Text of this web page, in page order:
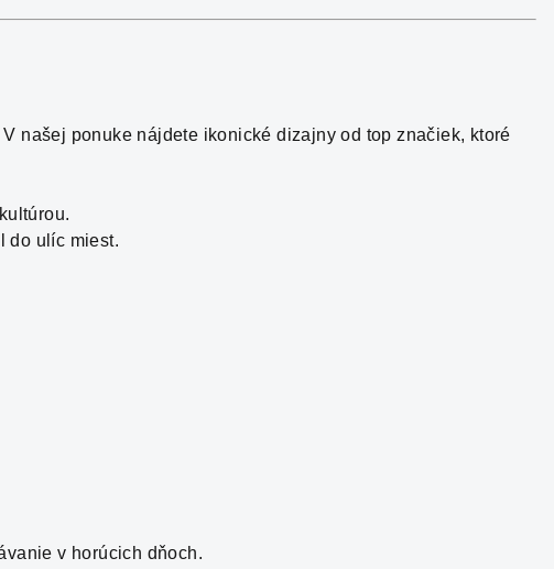
našej ponuke nájdete ikonické dizajny od top značiek, ktoré
do ulíc miest.
v horúcich dňoch.